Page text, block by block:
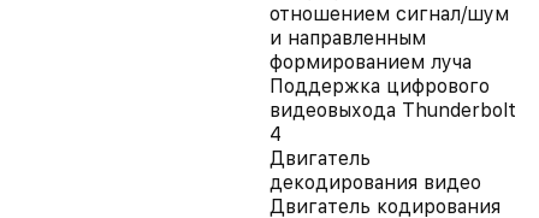
отношением сигнал/шум
и направленным
формированием луча
Поддержка цифрового
видеовыхода Thunderbolt
4
Двигатель
декодирования видео
Двигатель кодирования